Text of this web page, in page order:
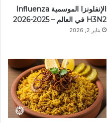
م
الإنفلونزا الموسمية Influenza
H3N2 في العالم – 2025-2026
يناير 2, 2026